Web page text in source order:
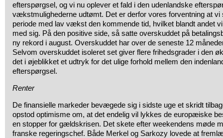
efterspørgsel, og vi nu oplever et fald i den udenlandske
vækstmulighederne udtømt. Det er derfor vores forventning at vi
periode med lav vækst den kommende tid, hvilket blandt andet
med sig. På den positive side, så satte overskuddet på
ny rekord i august. Overskuddet har over de seneste 12
Selvom overskuddet isoleret set giver flere frihedsgrader i den
det i øjeblikket et udtryk for det ulige forhold mellem den
efterspørgsel.
Renter
De finansielle markeder bevægede sig i sidste uge et skridt
opstod optimisme om, at det endelig vil lykkes de europæiske
en stopper for gældskrisen. Det skete efter weekendens møde
franske regeringschef. Både Merkel og Sarkozy lovede at